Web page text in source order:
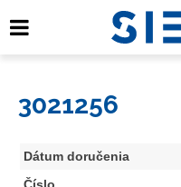
3021256
Dátum doručenia
Číslo